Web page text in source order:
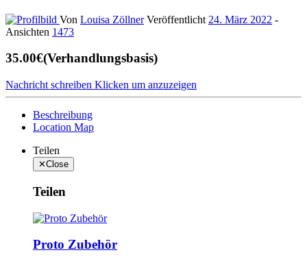
Von Louisa ZöllnerVeröffentlicht 24. März 2022 -
Ansichten 1473
35.00€(Verhandlungsbasis)
Nachricht schreiben Klicken um anzuzeigen
Beschreibung
Location Map
Teilen
✕Close
Teilen
Proto Zubehör